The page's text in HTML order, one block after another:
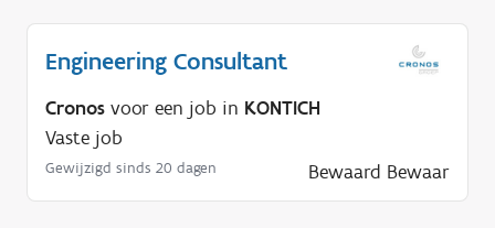
?
Engineering Consultant
Cronos voor een job in KONTICH
Vaste job
Gewijzigd sinds 20 dagen Bewaard Bewaar